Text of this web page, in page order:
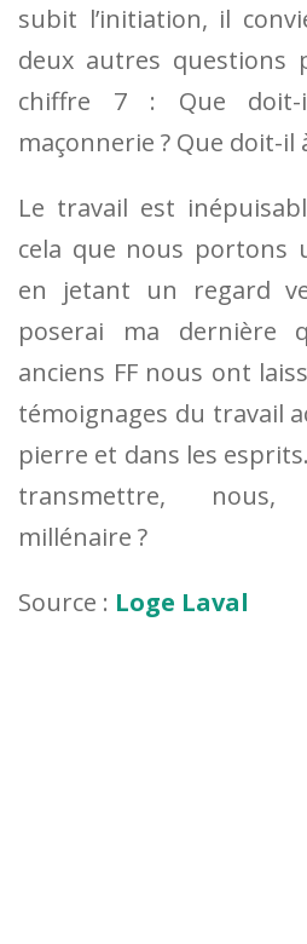
subit l’initiation, il
deux autres questions
chiffre 7 : Que
maçonnerie ? Que doit-il
Le travail est
cela que nous portons
en jetant un regard
poserai ma dernière
anciens FF nous ont
témoignages du travail
pierre et dans les
transmettre,
millénaire ?
Source : Loge Laval